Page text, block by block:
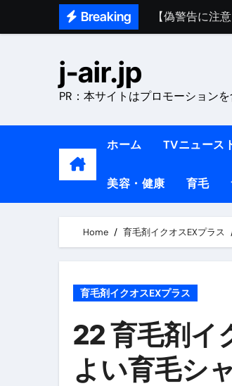
Breaking
【偽警告に注
熊本イオンモ
1万回再生!!
【医者が教え
中町綾が2週
【医者が解説
【医者が解説
【ダイエット
【1日ダイエッ
『葬送のフリ
リサイクル業
山梨県震度6弱
j-air.jp
PR：本サイトはプロモーション
ホーム TVニュース
美容・健康 育毛
Home 育毛剤イクオスEXプラス
育毛剤イクオスEXプラス
22 育毛剤イ
よい育毛シ